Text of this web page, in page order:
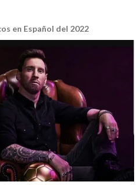
en Español del 2022